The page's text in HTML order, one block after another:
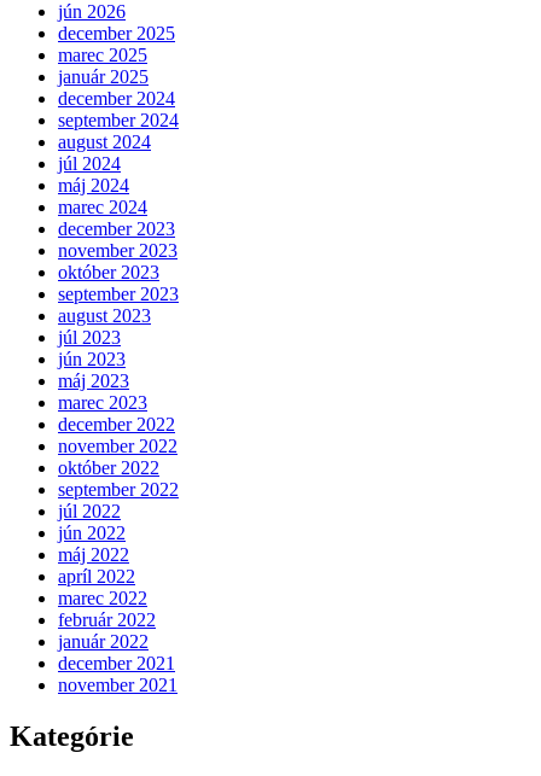
jún 2026
december 2025
marec 2025
január 2025
december 2024
september 2024
august 2024
júl 2024
máj 2024
marec 2024
december 2023
november 2023
október 2023
september 2023
august 2023
júl 2023
jún 2023
máj 2023
marec 2023
december 2022
november 2022
október 2022
september 2022
júl 2022
jún 2022
máj 2022
apríl 2022
marec 2022
február 2022
január 2022
december 2021
november 2021
Kategórie